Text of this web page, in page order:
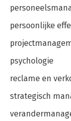
persoonlijke
psychologie
reclame en
strategisch